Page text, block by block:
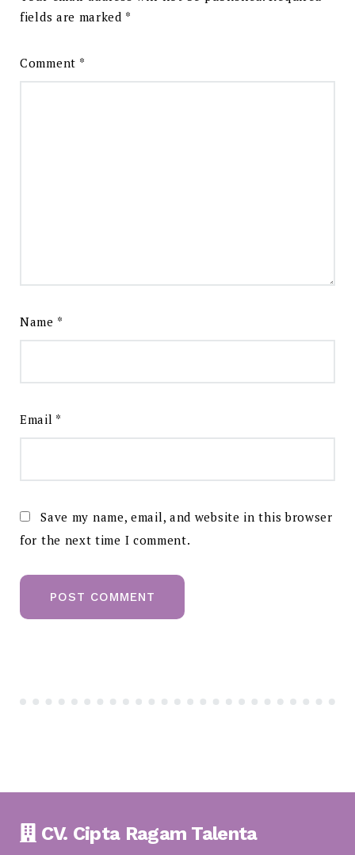
fields are marked *
Comment *
Name *
Email *
Save my name, email, and website in this browser
for the next time I comment.
CV. Cipta Ragam Talenta